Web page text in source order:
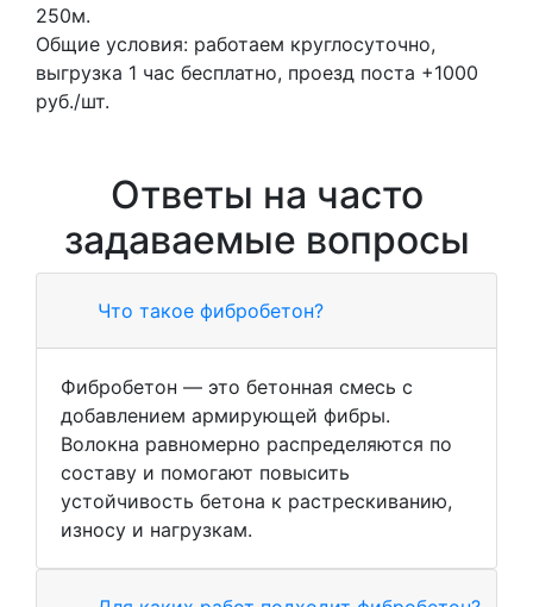
250м.
Общие условия: работаем круглосуточно,
выгрузка 1 час бесплатно, проезд поста +1000
руб./шт.
Ответы на часто
задаваемые вопросы
Что такое фибробетон?
Фибробетон — это бетонная смесь с
добавлением армирующей фибры.
Волокна равномерно распределяются по
составу и помогают повысить
устойчивость бетона к растрескиванию,
износу и нагрузкам.